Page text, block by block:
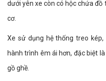
dưới yên xe còn có hộc chứa
cơ.
Xe sử dụng hệ thống treo
hành trình êm ái hơn, đặc biệt
gồ ghề.